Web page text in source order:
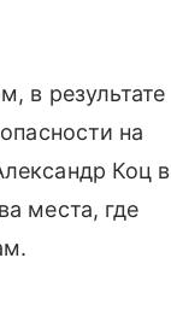
в результате
на
Коц в
места, где